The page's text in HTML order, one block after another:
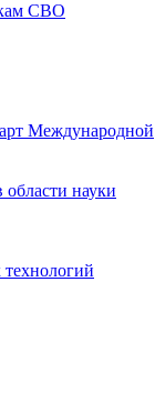
СВО
Международной
науки